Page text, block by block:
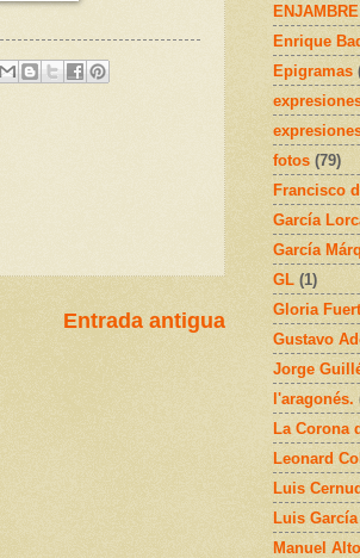
Entrada antigua
Enrique
Epigramas
fotos (79)
Francisco
García
García
GL (1)
Gloria
Gustavo
Jorge
l'aragonés.
La Corona
Leonard
Luis
Luis
Manuel